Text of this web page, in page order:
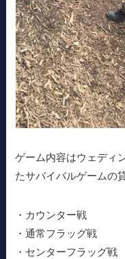
ゲーム内容はウェディ
たサバイバルゲームの
・カウンター戦
・通常フラッグ戦
・センターフラッグ戦